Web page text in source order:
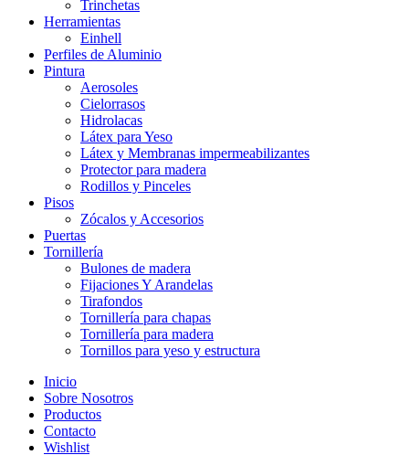
Trinchetas
Herramientas
Einhell
Perfiles de Aluminio
Pintura
Aerosoles
Cielorrasos
Hidrolacas
Látex para Yeso
Látex y Membranas impermeabilizantes
Protector para madera
Rodillos y Pinceles
Pisos
Zócalos y Accesorios
Puertas
Tornillería
Bulones de madera
Fijaciones Y Arandelas
Tirafondos
Tornillería para chapas
Tornillería para madera
Tornillos para yeso y estructura
Inicio
Sobre Nosotros
Productos
Contacto
Wishlist